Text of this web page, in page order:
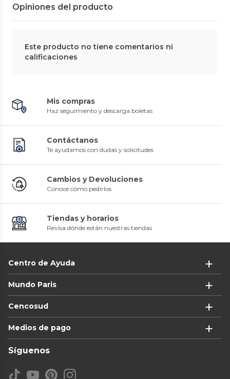
Opiniones del producto
Este producto no tiene comentarios ni
calificaciones
Mis compras
Haz seguimiento y descarga boletas
Contáctanos
Te ayudamos con dudas y solicitudes
Cambios y Devoluciones
Conoce cómo pedirlos
Tiendas y horarios
Revisa dónde están nuestras tiendas
Centro de Ayuda
Mundo Paris
Cencosud
Medios de pago
Síguenos